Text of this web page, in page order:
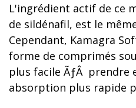
L'ingrédient actif de ce
de sildénafil, est le
Cependant, Kamagra
forme de comprimés
plus facile ÃƒÂ prendre
absorption plus rapide